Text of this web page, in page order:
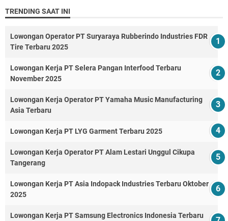
TRENDING SAAT INI
Lowongan Operator PT Suryaraya Rubberindo Industries FDR
Tire Terbaru 2025
Lowongan Kerja PT Selera Pangan Interfood Terbaru
November 2025
Lowongan Kerja Operator PT Yamaha Music Manufacturing
Asia Terbaru
Lowongan Kerja PT LYG Garment Terbaru 2025
Lowongan Kerja Operator PT Alam Lestari Unggul Cikupa
Tangerang
Lowongan Kerja PT Asia Indopack Industries Terbaru Oktober
2025
Lowongan Kerja PT Samsung Electronics Indonesia Terbaru